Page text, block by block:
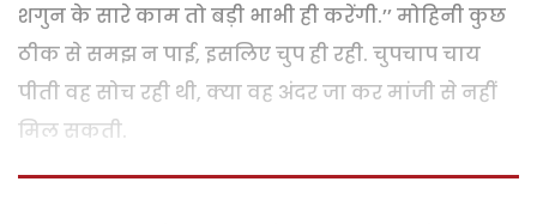
शगुन के सारे काम तो बड़ी भाभी ही करेंगी.’’ मोहिनी कुछ
ठीक से समझ न पाई, इसलिए चुप ही रही. चुपचाप चाय
पीती वह सोच रही थी, क्या वह अंदर जा कर मांजी से नहीं
मिल सकती.